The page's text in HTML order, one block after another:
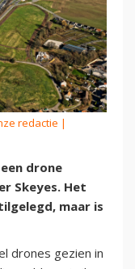
redactie |
drone
Skeyes. Het
maar is
drones gezien in